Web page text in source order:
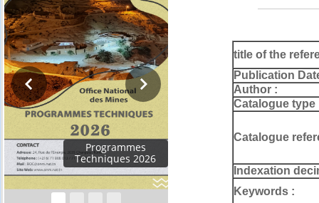
Rapport d'activités
2024
title of the
Publication
Author :
Catalogue type
Catalogue
Indexation
Keywords :